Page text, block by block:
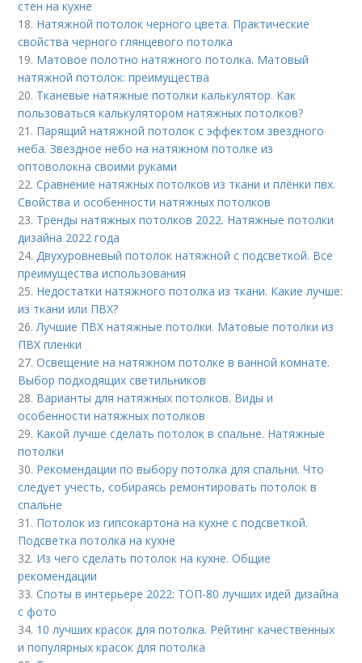
стен на кухне
18. Натяжной потолок черного цвета. Практические
свойства черного глянцевого потолка
19. Матовое полотно натяжного потолка. Матовый
натяжной потолок: преимущества
20. Тканевые натяжные потолки калькулятор. Как
пользоваться калькулятором натяжных потолков?
21. Парящий натяжной потолок с эффектом звездного
неба. Звездное небо на натяжном потолке из
оптоволокна своими руками
22.Сравнение натяжных потолков из ткани и плёнки пвх.
Свойства и особенности натяжных потолков
23. Тренды натяжных потолков 2022. Натяжные потолки
дизайна 2022 года
24.Двухуровневый потолок натяжной с подсветкой. Все
преимущества использования
25. Недостатки натяжного потолка из ткани. Какие лучше:
из ткани или ПВХ?
26.Лучшие ПВХ натяжные потолки. Матовые потолки из
ПВХ пленки
27.Освещение на натяжном потолке в ванной комнате.
Выбор подходящих светильников
28. Варианты для натяжных потолков. Виды и
особенности натяжных потолков
29. Какой лучше сделать потолок в спальне. Натяжные
потолки
30. Рекомендации по выбору потолка для спальни. Что
следует учесть, собираясь ремонтировать потолок в
спальне
31. Потолок из гипсокартона на кухне с подсветкой.
Подсветка потолка на кухне
32. Из чего сделать потолок на кухне. Общие
рекомендации
33.Споты в интерьере 2022: ТОП-80 лучших идей дизайна
с фото
34. 10 лучших красок для потолка. Рейтинг качественных
и популярных красок для потолка